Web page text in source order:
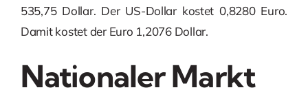
535,75 Dollar. Der US-Dollar kostet 0,8280 Euro.
Damit kostet der Euro 1,2076 Dollar.
Nationaler Markt